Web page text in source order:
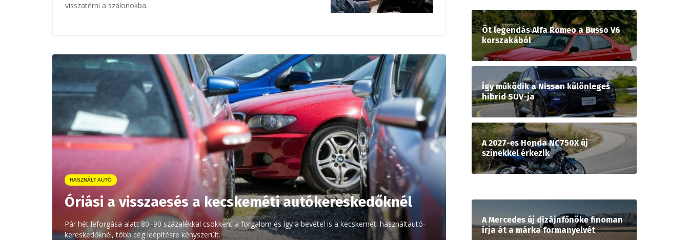
visszatérni a szalonokba.
HASZNÁLT AUTÓ
Óriási a visszaesés a kecskeméti autókereskedőknél
Pár hét leforgása alatt 80–90 százalékkal csökkent a forgalom és így a bevétel is a kecskeméti használtautó-
kereskedőknél, több cég leépítésre kényszerült.
Öt legendás Alfa Romeo a Busso V6
korszakából
Így működik a Nissan különleges
hibrid SUV-ja
A 2027-es Honda NC750X új
színekkel érkezik
A Mercedes új dizájnfőnöke finoman
írja át a márka formanyelvét